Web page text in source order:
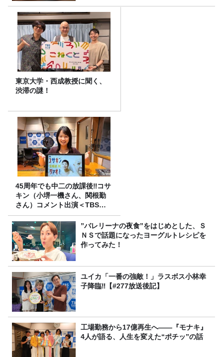
東京大学・西成教授に聞く、
渋滞の謎！
45周年でも中二の放課後‼コサ
キン（小堺一機さん、関根勤
さん）コメント出演＜TBSラ
ジオ番組審議会からのご報告
＞
”バレリーナの夜食”をはじめとした、Ｓ
ＮＳで話題になったヨーグルトレシピを
作ってみた！
ユイカ「一番の強敵！」ラスボス小林幸
子降臨‼【#277放送後記】
工場勤務から17億再生へ——『モナキ』
4人が語る、人生を変えた“ポチッ”の話